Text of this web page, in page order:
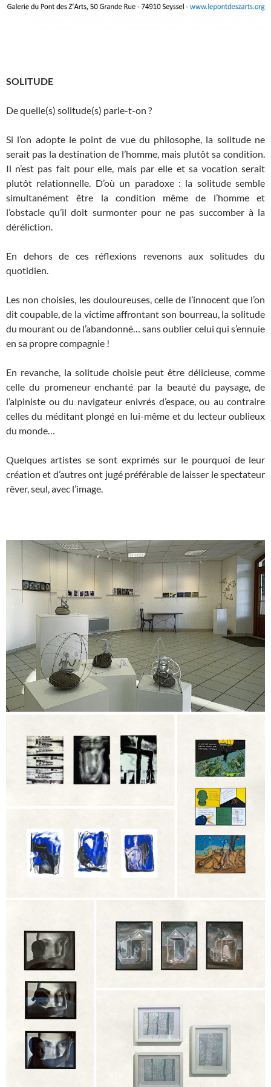
SOLITUDE
De quelle(s) solitude(s) parle-t-on ?
Si l’on adopte le point de vue du philosophe, la solitude ne
serait pas la destination de l’homme, mais plutôt sa condition.
Il n’est pas fait pour elle, mais par elle et sa vocation serait
plutôt relationnelle. D’où un paradoxe : la solitude semble
simultanément être la condition même de l’homme et
l’obstacle qu’il doit surmonter pour ne pas succomber à la
déréliction.
En dehors de ces réflexions revenons aux solitudes du
quotidien.
Les non choisies, les douloureuses, celle de l’innocent que l’on
dit coupable, de la victime affrontant son bourreau, la solitude
du mourant ou de l’abandonné… sans oublier celui qui s’ennuie
en sa propre compagnie !
En revanche, la solitude choisie peut être délicieuse, comme
celle du promeneur enchanté par la beauté du paysage, de
l’alpiniste ou du navigateur enivrés d’espace, ou au contraire
celles du méditant plongé en lui-même et du lecteur oublieux
du monde…
Quelques artistes se sont exprimés sur le pourquoi de leur
création et d’autres ont jugé préférable de laisser le spectateur
rêver, seul, avec l’image.